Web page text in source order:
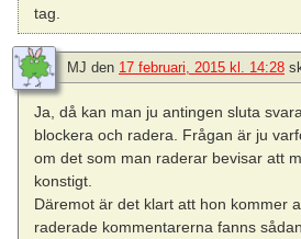
tag.
MJ den 17 februari, 2015 kl. 14:28
Ja, då kan man ju antingen sluta
blockera och radera. Frågan är ju
om det som man raderar bevisar att
konstigt.
Däremot är det klart att hon kommer
raderade kommentarerna fanns